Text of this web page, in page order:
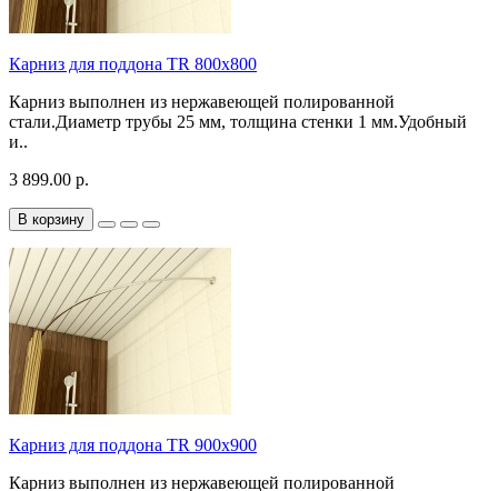
Карниз для поддона TR 800х800
Карниз выполнен из нержавеющей полированной
стали.Диаметр трубы 25 мм, толщина стенки 1 мм.Удобный
и..
3 899.00 р.
В корзину
Карниз для поддона TR 900х900
Карниз выполнен из нержавеющей полированной